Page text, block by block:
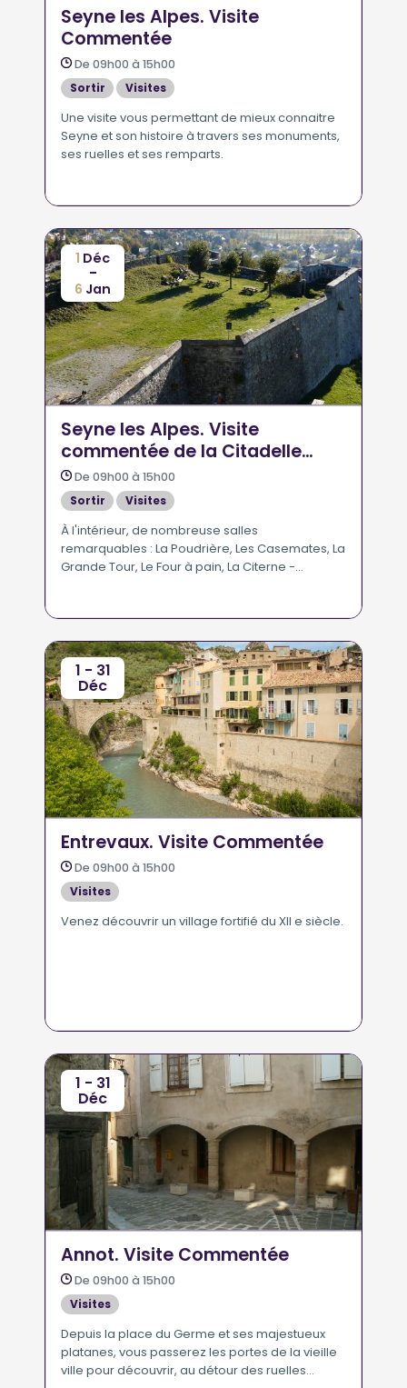
Seyne les Alpes. Visite
Commentée
De 09h00 à 15h00
Sortir
Visites
Une visite vous permettant de mieux connaitre
Seyne et son histoire à travers ses monuments,
ses ruelles et ses remparts.
1 Déc
-
6 Jan
Seyne les Alpes. Visite
commentée de la Citadelle
Vauban
De 09h00 à 15h00
Sortir
Visites
À l'intérieur, de nombreuse salles
remarquables : La Poudrière, Les Casemates, La
Grande Tour, Le Four à pain, La Citerne -
1 - 31
Déc
Entrevaux. Visite Commentée
De 09h00 à 15h00
Visites
Venez découvrir un village fortifié du XII e siècle.
1 - 31
Déc
Annot. Visite Commentée
De 09h00 à 15h00
Visites
Depuis la place du Germe et ses majestueux
platanes, vous passerez les portes de la vieille
ville pour découvrir, au détour des ruelles